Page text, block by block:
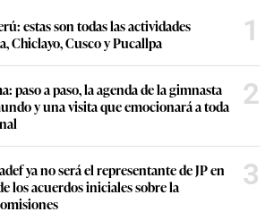
estas son todas las actividades
Chiclayo, Cusco y Pucallpa
1
paso a paso, la agenda de la gimnasta
y una visita que emocionará a toda
2
ya no será el representante de JP en
los acuerdos iniciales sobre la
3